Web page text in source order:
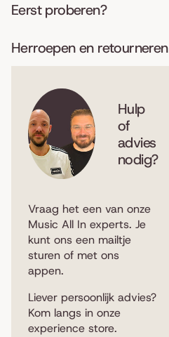
Eerst proberen?
Herroepen en retourneren
Hulp
of
advies
nodig?
Vraag het een van onze
Music All In experts. Je
kunt ons een mailtje
sturen of met ons
appen.
Liever persoonlijk advies?
Kom langs in onze
experience store.